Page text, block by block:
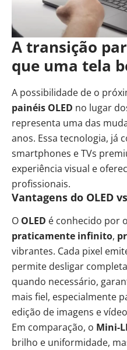
A transição
que uma tela
A possibilidade de o
painéis OLED no lugar
representa uma das
anos. Essa tecnologia, já
smartphones e TVs
experiência visual e
profissionais.
Vantagens do OLED
O OLED é conhecido por
praticamente infinito,
vibrantes. Cada pixel
permite desligar
quando necessário,
mais fiel, especialmente
edição de imagens e
Em comparação, o Mini-
brilho e uniformidade,